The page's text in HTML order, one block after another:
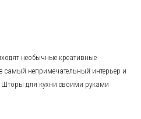
необычные креативные
самый непримечательный интерьер и
для кухни своими руками